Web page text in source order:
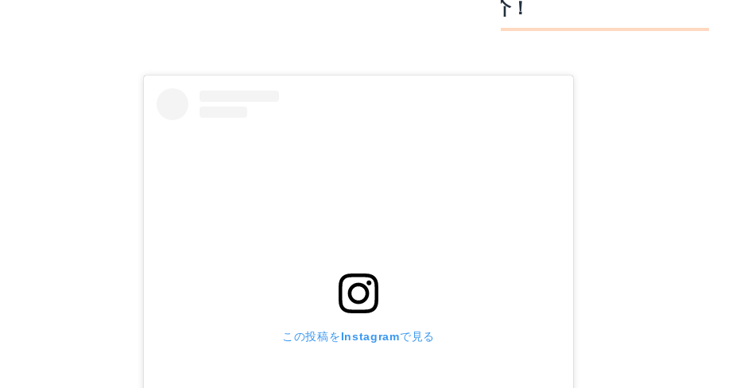
みなとみらいで人気の絶品ランチをご紹介！
この投稿をInstagramで見る